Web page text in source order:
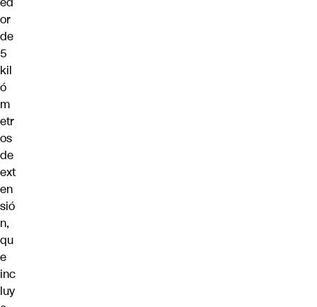
or
de
5
kil
ó
m
etr
os
de
ext
en
sió
n,
qu
e
inc
luy